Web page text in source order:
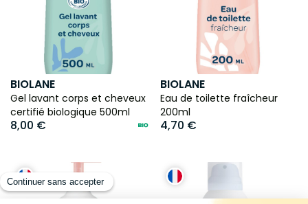
BIOLANE
Gel lavant corps et cheveux
certifié biologique 500ml
8,00 €
BIOLANE
Eau de toilette fraîcheur
200ml
4,70 €